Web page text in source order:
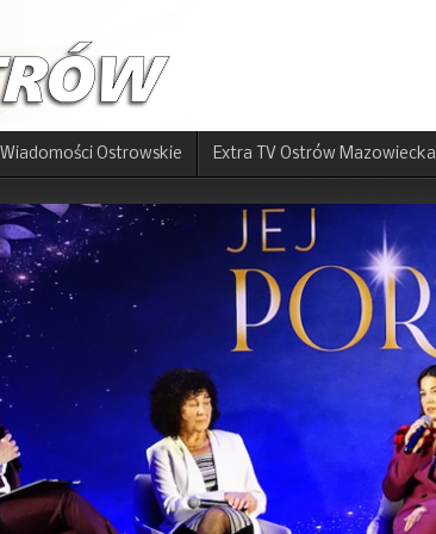
Wiadomości Ostrowskie Extra TV Ostrów Mazowiecka